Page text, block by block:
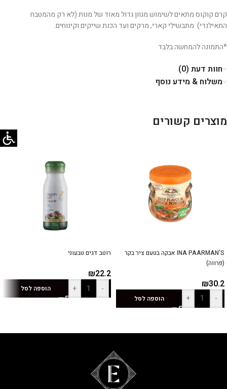
קרם קוקוס מתאים לשימוש מגוון גדול מאוד של מנות (לא רק מהמטבח
התאילנדי) מתבשילי קארי, מרקים ועד הכנת שייקים וקינוחים.
*התמונה להמחשה בלבד
חוות דעת (0)
משלוח & מידע נוסף
מוצרים קשורים
INA PAARMAN'S אבקה בטעם ציר בקר
(פרווה)
₪30.2
-
+ הוספה לסל
רוטב דגים טבעוני
₪22.2
-
+ הוספה לסל